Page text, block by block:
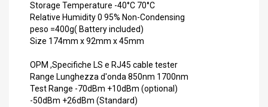
Storage Temperature -40°C 70°C
Relative Humidity 0 95% Non-Condensing
peso =400g( Battery included)
Size 174mm x 92mm x 45mm
OPM ,Specifiche LS e RJ45 cable tester
Range Lunghezza d'onda 850nm 1700nm
Test Range -70dBm +10dBm (optional)
-50dBm +26dBm (Standard)